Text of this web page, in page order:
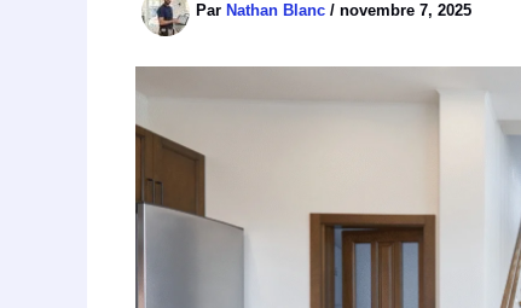
Par Nathan Blanc / novembre 7, 2025